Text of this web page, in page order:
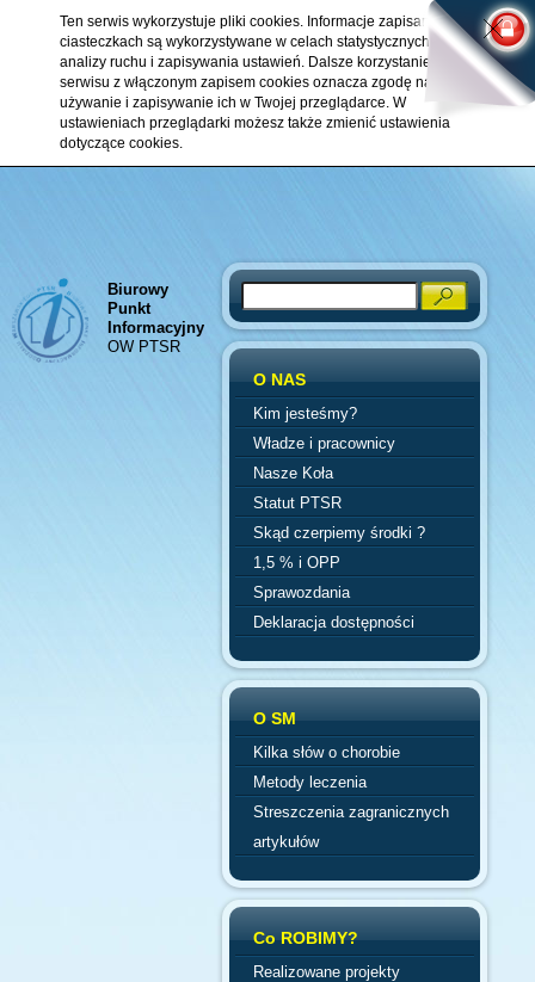
Ten serwis wykorzystuje pliki cookies. Informacje zapisane w
ciasteczkach są wykorzystywane w celach statystycznych,
analizy ruchu i zapisywania ustawień. Dalsze korzystanie z
serwisu z włączonym zapisem cookies oznacza zgodę na ich
używanie i zapisywanie ich w Twojej przeglądarce. W
ustawieniach przeglądarki możesz także zmienić ustawienia
dotyczące cookies.
Biurowy
Punkt
Informacyjny
OW PTSR
Search
O NAS
Kim jesteśmy?
Władze i pracownicy
Nasze Koła
Statut PTSR
Skąd czerpiemy środki ?
1,5 % i OPP
Sprawozdania
Deklaracja dostępności
O SM
Kilka słów o chorobie
Metody leczenia
Streszczenia zagranicznych
artykułów
Co ROBIMY?
Realizowane projekty